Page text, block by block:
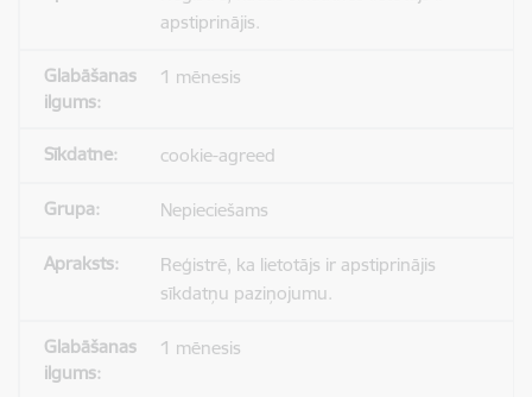
apstiprinājis.
1 mēnesis
cookie-agreed
Nepieciešams
Reģistrē, ka lietotājs ir apstiprinājis
sīkdatņu paziņojumu.
1 mēnesis